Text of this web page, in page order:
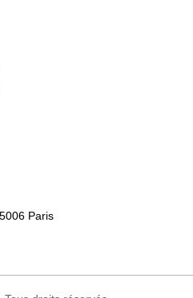
Paris